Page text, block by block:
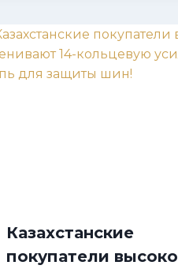
Казахстанские
покупатели высоко